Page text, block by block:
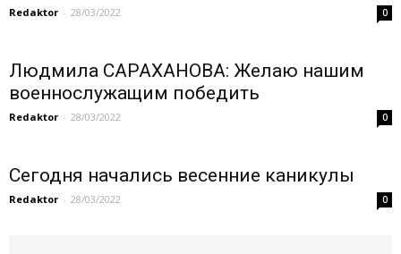
Redaktor - 28/03/2022 0
Людмила САРАХАНОВА: Желаю нашим
военнослужащим победить
Redaktor - 28/03/2022 0
Сегодня начались весенние каникулы
Redaktor - 28/03/2022 0